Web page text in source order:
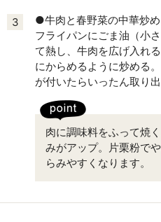
3
●牛肉と春野菜の中華炒
フライパンにごま油（小
て熱し、牛肉を広げ入れる
にからめるように炒める
が付いたらいったん取り出
肉に調味料をふって焼
みがアップ。片栗粉で
らみやすくなります。